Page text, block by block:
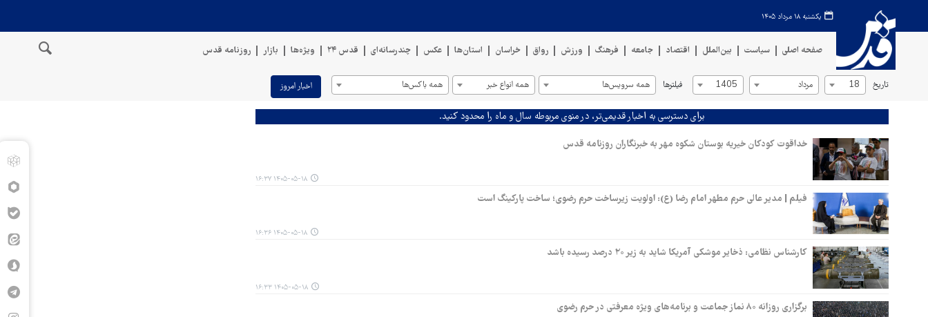
یکشنبه ۱۸ مرداد ۱۴۰۵
صفحه اصلی سیاست بین‌الملل اقتصاد جامعه فرهنگ ورزش رواق خراسان استان‌ها عکس چندرسانه‌ای قدس ۲۴ ویژه‌ها بازار روزنامه قدس
تاریخ 18 مرداد 1405 فیلترها همه سرویس‌ها همه انواع خبر همه باکس‌ها اخبار امروز
برای دسترسی به اخبار قدیمی‌تر، در منوی مربوطه سال و ماه را محدود کنید.
خداقوت کودکان خیریه بوستان شکوه مهر به خبرنگاران روزنامه قدس
۱۴۰۵-۰۵-۱۸ ۱۶:۳۷
فیلم | مدیر عالی حرم مطهر امام رضا (ع): اولویت زیرساخت حرم رضوی؛ ساخت پارکینگ است
۱۴۰۵-۰۵-۱۸ ۱۶:۳۶
کارشناس نظامی: ذخایر موشکی آمریکا شاید به زیر ۲۰ درصد رسیده باشد
۱۴۰۵-۰۵-۱۸ ۱۶:۳۳
برگزاری روزانه ۸۰ نماز جماعت و برنامه‌های ویژه معرفتی در حرم رضوی